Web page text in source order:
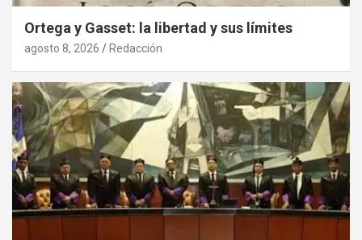
Ortega y Gasset: la libertad y sus límites
agosto 8, 2026 Redacción